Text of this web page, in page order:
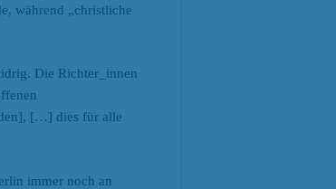
während „christliche
Die Richter_innen
[…] dies für alle
immer noch an